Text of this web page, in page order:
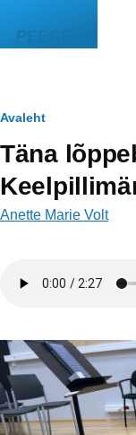
PEEGEL
Leivapuru
Avaleht
Täna
Anette Marie Volt